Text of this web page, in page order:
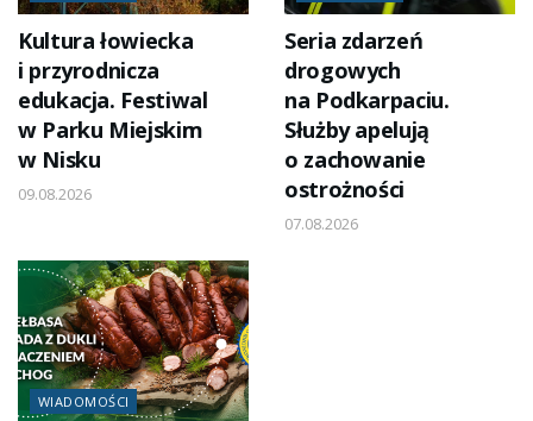
Kultura łowiecka
i przyrodnicza
edukacja. Festiwal
w Parku Miejskim
w Nisku
09.08.2026
Seria zdarzeń
drogowych
na Podkarpaciu.
Służby apelują
o zachowanie
ostrożności
07.08.2026
WIADOMOŚCI